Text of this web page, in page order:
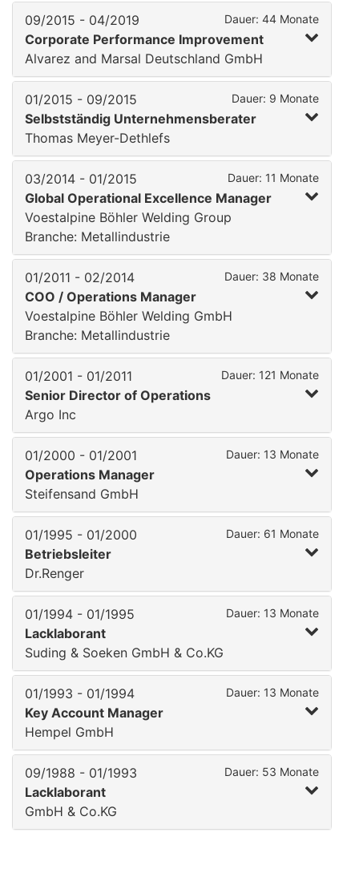
09/2015 - 04/2019 Dauer: 44 Monate
Corporate Performance Improvement
Alvarez and Marsal Deutschland GmbH
01/2015 - 09/2015 Dauer: 9 Monate
Selbstständig Unternehmensberater
Thomas Meyer-Dethlefs
03/2014 - 01/2015 Dauer: 11 Monate
Global Operational Excellence Manager
Voestalpine Böhler Welding Group
Branche: Metallindustrie
01/2011 - 02/2014 Dauer: 38 Monate
COO / Operations Manager
Voestalpine Böhler Welding GmbH
Branche: Metallindustrie
01/2001 - 01/2011 Dauer: 121 Monate
Senior Director of Operations
Argo Inc
01/2000 - 01/2001 Dauer: 13 Monate
Operations Manager
Steifensand GmbH
01/1995 - 01/2000 Dauer: 61 Monate
Betriebsleiter
Dr.Renger
01/1994 - 01/1995 Dauer: 13 Monate
Lacklaborant
Suding & Soeken GmbH & Co.KG
01/1993 - 01/1994 Dauer: 13 Monate
Key Account Manager
Hempel GmbH
09/1988 - 01/1993 Dauer: 53 Monate
Lacklaborant
GmbH & Co.KG